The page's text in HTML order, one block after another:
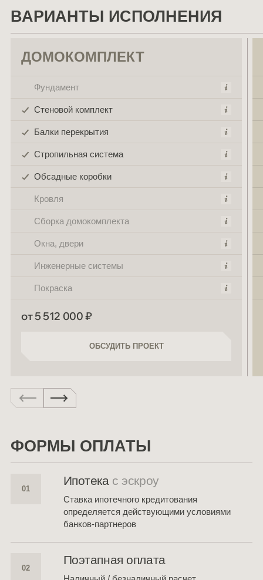
ВАРИАНТЫ ИСПОЛНЕНИЯ
ДОМОКОМПЛЕКТ
Фундамент
Стеновой комплект
Балки перекрытия
Стропильная система
Обсадные коробки
Кровля
Сборка домокомплекта
Окна, двери
Инженерные системы
Покраска
от 5 512 000 ₽
ОБСУДИТЬ ПРОЕКТ
ФОРМЫ ОПЛАТЫ
Ипотека с эскроу
Ставка ипотечного кредитования
определяется действующими условиями
банков-партнеров
Поэтапная оплата